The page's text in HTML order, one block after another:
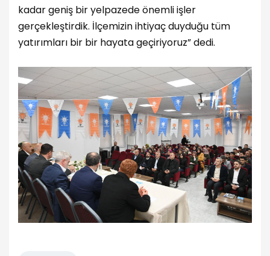
kadar geniş bir yelpazede önemli işler
gerçekleştirdik. İlçemizin ihtiyaç duyduğu tüm
yatırımları bir bir hayata geçiriyoruz” dedi.